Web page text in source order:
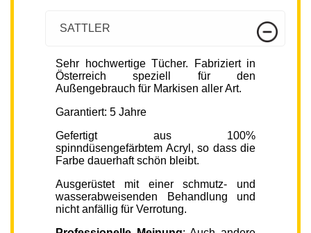
SATTLER
Sehr hochwertige Tücher. Fabriziert in
Österreich speziell für den
Außengebrauch für Markisen aller Art.
Garantiert: 5 Jahre
Gefertigt aus 100%
spinndüsengefärbtem Acryl, so dass die
Farbe dauerhaft schön bleibt.
Ausgerüstet mit einer schmutz- und
wasserabweisenden Behandlung und
nicht anfällig für Verrotung.